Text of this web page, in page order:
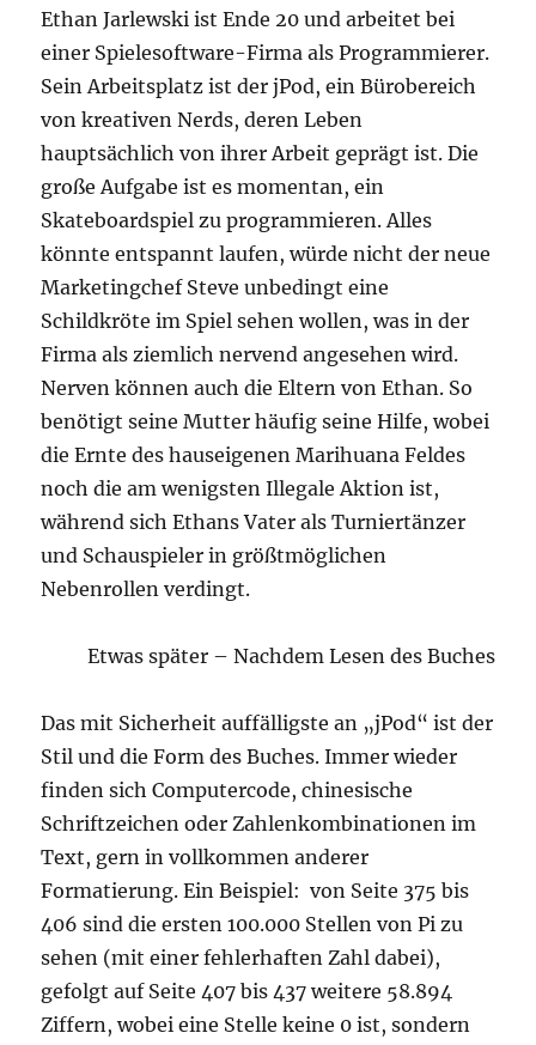
Ethan Jarlewski ist Ende 20 und arbeitet bei
einer Spielesoftware-Firma als Programmierer.
Sein Arbeitsplatz ist der jPod, ein Bürobereich
von kreativen Nerds, deren Leben
hauptsächlich von ihrer Arbeit geprägt ist. Die
große Aufgabe ist es momentan, ein
Skateboardspiel zu programmieren. Alles
könnte entspannt laufen, würde nicht der neue
Marketingchef Steve unbedingt eine
Schildkröte im Spiel sehen wollen, was in der
Firma als ziemlich nervend angesehen wird.
Nerven können auch die Eltern von Ethan. So
benötigt seine Mutter häufig seine Hilfe, wobei
die Ernte des hauseigenen Marihuana Feldes
noch die am wenigsten Illegale Aktion ist,
während sich Ethans Vater als Turniertänzer
und Schauspieler in größtmöglichen
Nebenrollen verdingt.
Etwas später – Nachdem Lesen des Buches
Das mit Sicherheit auffälligste an „jPod“ ist der
Stil und die Form des Buches. Immer wieder
finden sich Computercode, chinesische
Schriftzeichen oder Zahlenkombinationen im
Text, gern in vollkommen anderer
Formatierung. Ein Beispiel: von Seite 375 bis
406 sind die ersten 100.000 Stellen von Pi zu
sehen (mit einer fehlerhaften Zahl dabei),
gefolgt auf Seite 407 bis 437 weitere 58.894
Ziffern, wobei eine Stelle keine 0 ist, sondern